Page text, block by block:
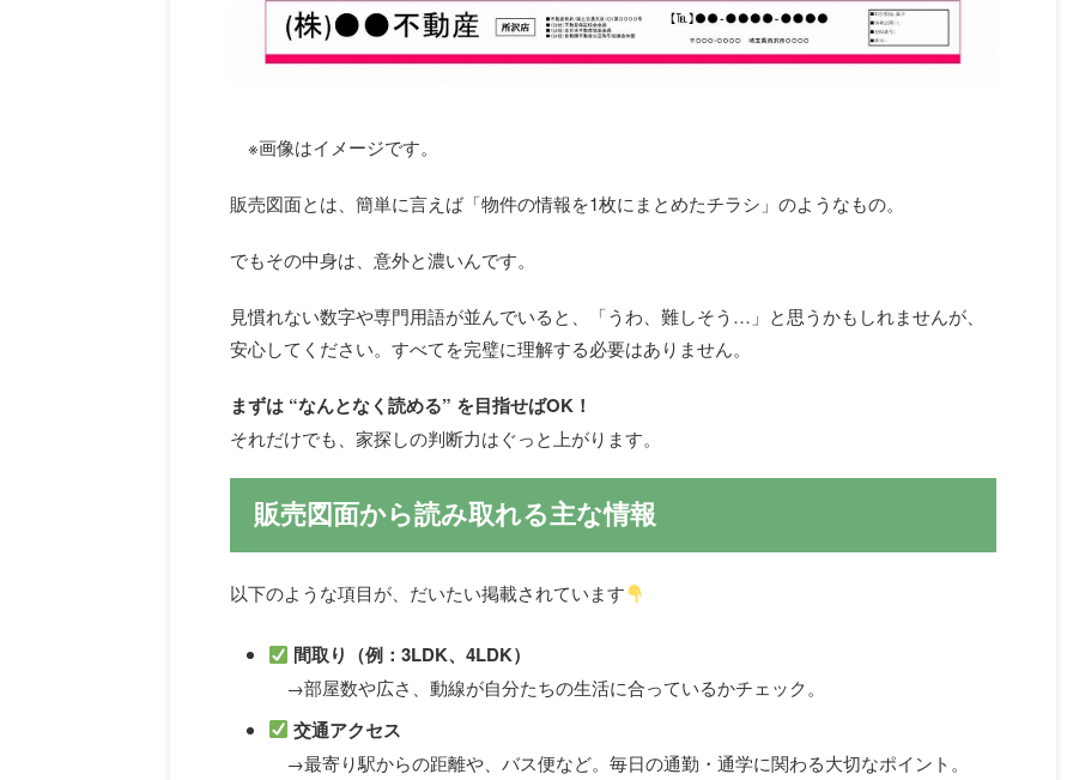
※画像はイメージです。
販売図面とは、簡単に言えば「物件の情報を1枚にまとめたチラシ」のようなもの。
でもその中身は、意外と濃いんです。
見慣れない数字や専門用語が並んでいると、「うわ、難しそう…」と思うかもしれませんが、
安心してください。すべてを完璧に理解する必要はありません。
まずは “なんとなく読める” を目指せばOK！
それだけでも、家探しの判断力はぐっと上がります。
販売図面から読み取れる主な情報
以下のような項目が、だいたい掲載されています
間取り（例：3LDK、4LDK）
→部屋数や広さ、動線が自分たちの生活に合っているかチェック。
交通アクセス
→最寄り駅からの距離や、バス便など。毎日の通勤・通学に関わる大切なポイント。